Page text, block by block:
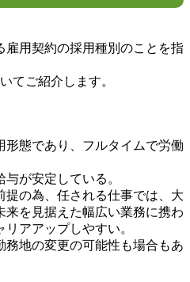
雇用契約の採用種別のことを指
てご紹介します。
形態であり、フルタイムで労働
が安定している。
提の為、任される仕事では、大
来を見据えた幅広い業務に携わ
アアップしやすい。
務地の変更の可能性も場合もあ